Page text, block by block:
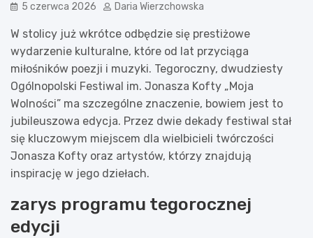
5 czerwca 2026 Daria Wierzchowska
W stolicy już wkrótce odbędzie się prestiżowe
wydarzenie kulturalne, które od lat przyciąga
miłośników poezji i muzyki. Tegoroczny, dwudziesty
Ogólnopolski Festiwal im. Jonasza Kofty „Moja
Wolności” ma szczególne znaczenie, bowiem jest to
jubileuszowa edycja. Przez dwie dekady festiwal stał
się kluczowym miejscem dla wielbicieli twórczości
Jonasza Kofty oraz artystów, którzy znajdują
inspirację w jego dziełach.
zarys programu tegorocznej
edycji